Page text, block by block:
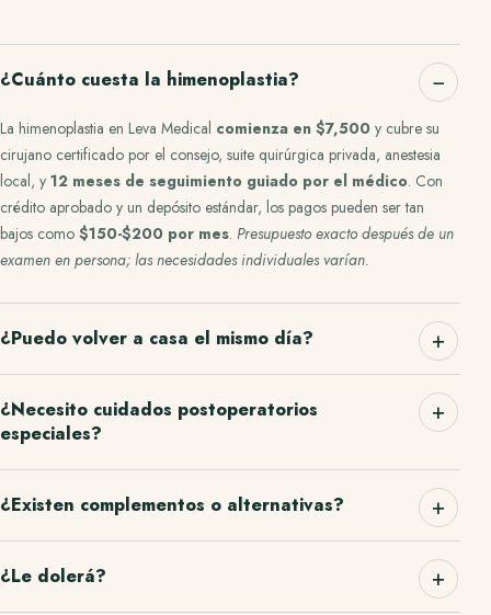
¿Cuánto cuesta la himenoplastia?
La himenoplastia en Leva Medical comienza en $7,500 y cubre su
cirujano certificado por el consejo, suite quirúrgica privada, anestesia
local, y 12 meses de seguimiento guiado por el médico. Con
crédito aprobado y un depósito estándar, los pagos pueden sertan
bajos como $150-$200 por mes. Presupuesto exacto después de un
examen en persona; las necesidades individuales varían.
¿Puedo volver a casa el mismo día?
¿Necesito cuidados postoperatorios
especiales?
¿Existen complementos o alternativas?
¿Le dolerá?